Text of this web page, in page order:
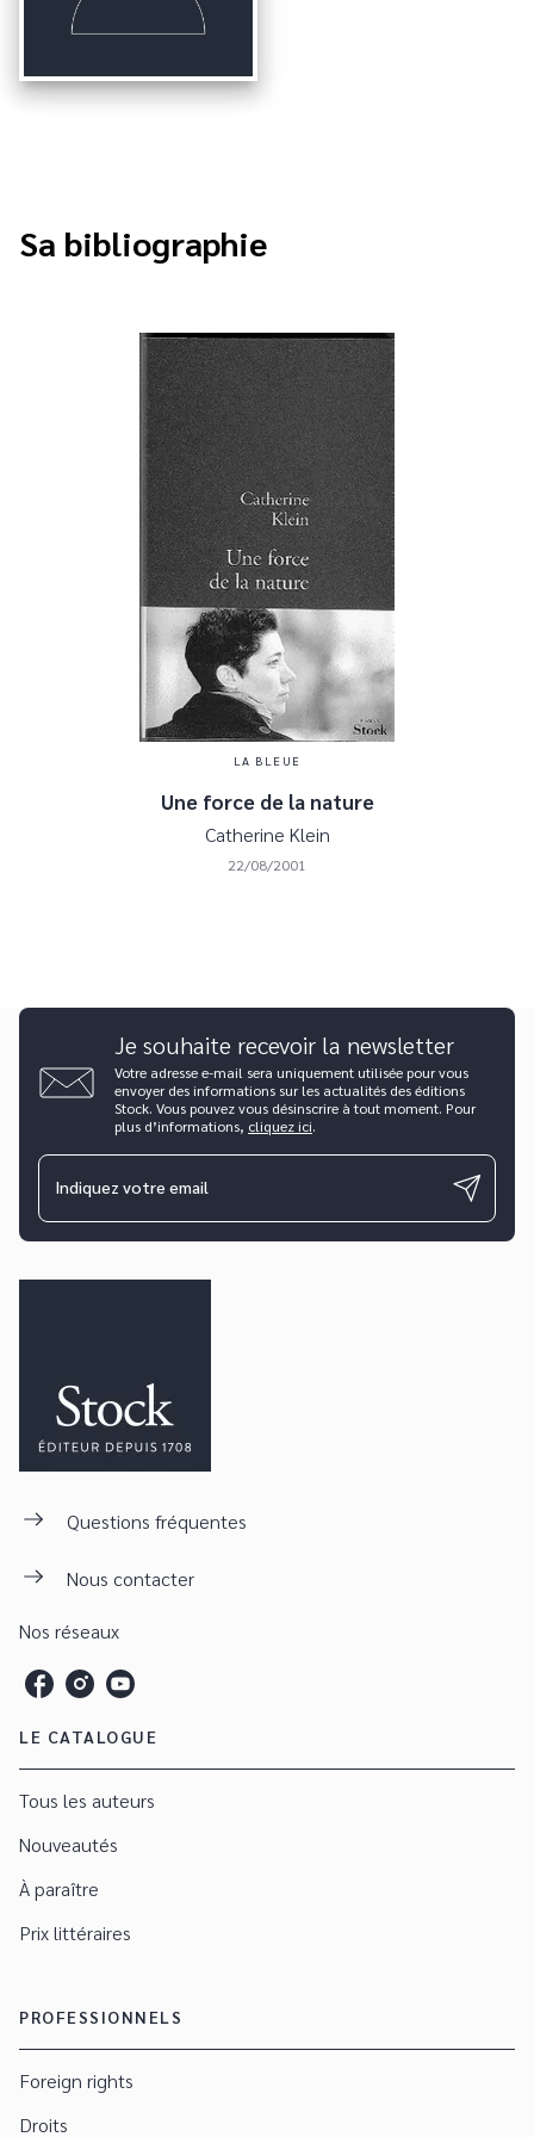
Sa bibliographie
LA BLEUE
Une force de la nature
Catherine Klein
22/08/2001
Je souhaite recevoir la newsletter
Votre adresse e-mail sera uniquement utilisée pour vous
envoyer des informations sur les actualités des éditions
Stock. Vous pouvez vous désinscrire à tout moment. Pour
plus d’informations, cliquez ici.
Indiquez votre email
Questions fréquentes
Nous contacter
Nos réseaux
LE CATALOGUE
Tous les auteurs
Nouveautés
À paraître
Prix littéraires
PROFESSIONNELS
Foreign rights
Droits